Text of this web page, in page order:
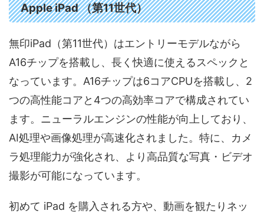
Apple iPad （第11世代）
無印iPad（第11世代）はエントリーモデルながら
A16チップを搭載し、長く快適に使えるスペックと
なっています。A16チップは6コアCPUを搭載し、2
つの高性能コアと4つの高効率コアで構成されてい
ます。ニューラルエンジンの性能が向上しており、
AI処理や画像処理が高速化されました。特に、カメ
ラ処理能力が強化され、より高品質な写真・ビデオ
撮影が可能になっています。
初めて iPad を購入される方や、動画を観たりネッ